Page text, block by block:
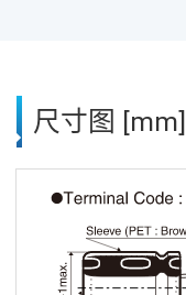
尺寸图 [mm]